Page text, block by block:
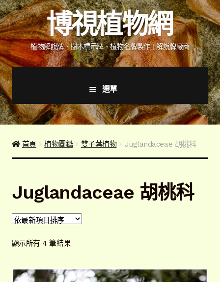
跳
至
導
覽
列
跳
至
主
要
內
容
博視植物網
植物解說牌、樹木標示牌、植物名牌製作 | 解說牌廠商
選單
首頁
產品價格表
下載詢價單
植物圖鑑/標示牌/附件型錄
解說牌規格
選
聯絡我們
首頁 植物圖鑑 雙子葉植物 Juglandaceae 胡桃科
Juglandaceae 胡桃科
顯示所有 4 筆結果依
項